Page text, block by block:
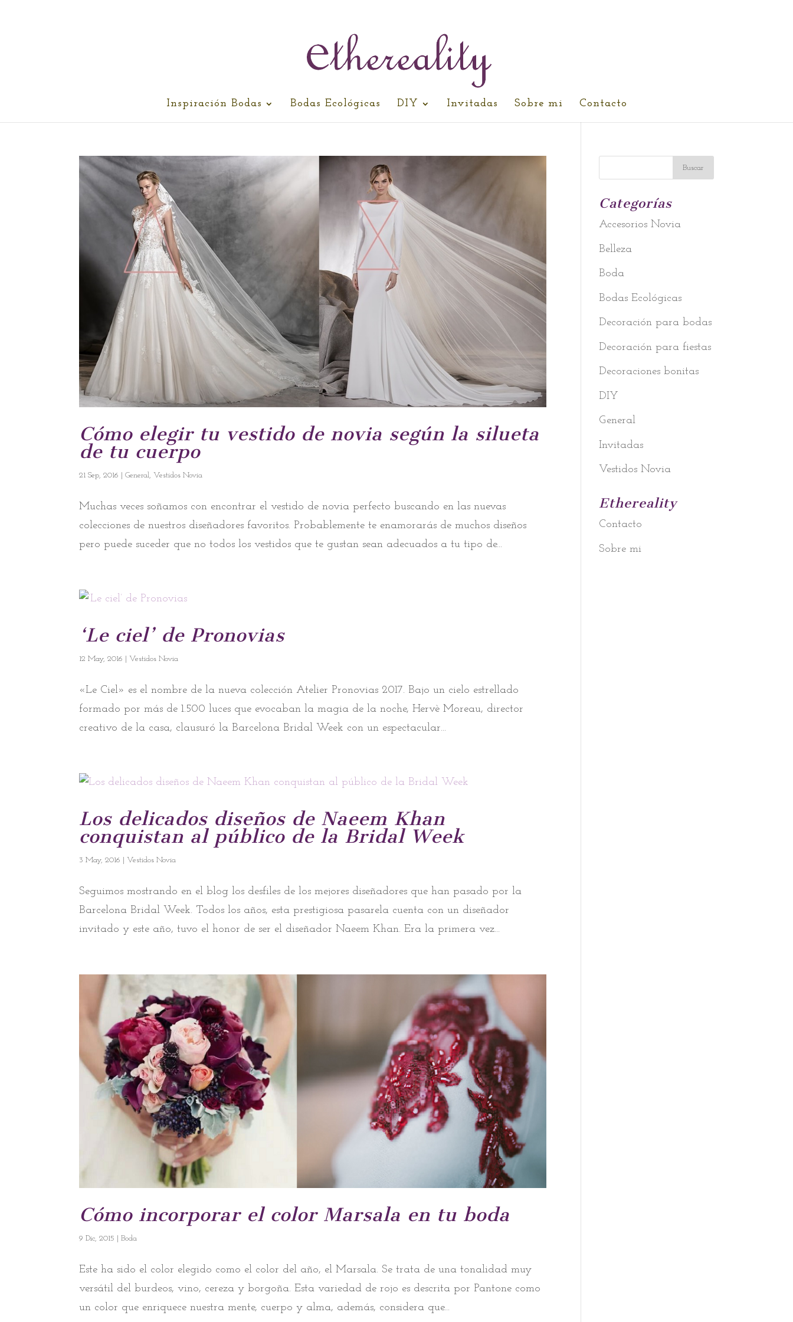
Inspiración Bodas Bodas Ecológicas DIY Invitadas Sobre mi Contacto
Cómo elegir tu vestido de novia según la silueta
de tu cuerpo
21 Sep, 2016 |General,Vestidos Novia
Muchas veces soñamos con encontrar el vestido de novia perfecto buscando en las nuevas
colecciones de nuestros diseñadores favoritos. Probablemente te enamorarás de muchos diseños
pero puede suceder que no todos los vestidos que te gustan sean adecuados a tu tipo de...
‘Le ciel’ de Pronovias
12 May, 2016 |Vestidos Novia
«Le Ciel» es el nombre de la nueva colección Atelier Pronovias 2017. Bajo un cielo estrellado
formado por más de 1.500 luces que evocaban la magia de la noche, Hervè Moreau, director
creativo de la casa, clausuró la Barcelona Bridal Week con un espectacular...
Los delicados diseños de Naeem Khan
conquistan al público de la Bridal Week
3 May, 2016 |Vestidos Novia
Seguimos mostrando en el blog los desfiles de los mejores diseñadores que han pasado por la
Barcelona Bridal Week. Todos los años, esta prestigiosa pasarela cuenta con un diseñador
invitado y este año, tuvo el honor de ser el diseñador Naeem Khan. Era la primera vez...
Cómo incorporar el color Marsala en tu boda
9 Dic, 2015 |Boda
Este ha sido el color elegido como el color del año, el Marsala. Se trata de una tonalidad muy
versátil del burdeos, vino, cereza y borgoña. Esta variedad de rojo es descrita por Pantone como
un color que enriquece nuestra mente, cuerpo y alma, además, considera que...
Categorías
Accesorios Novia
Belleza
Boda
Bodas Ecológicas
Decoración para bodas
Decoración para fiestas
Decoraciones bonitas
DIY
General
Invitadas
Vestidos Novia
Ethereality
Contacto
Sobre mi